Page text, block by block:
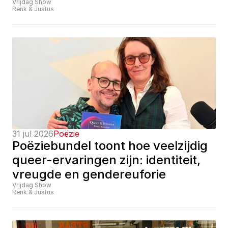
Vrijdag Show
Renk & Justus
31 jul 2026Poëzie
Poëziebundel toont hoe veelzijdig
queer-ervaringen zijn: identiteit,
vreugde en gendereuforie
Vrijdag Show
Renk & Justus